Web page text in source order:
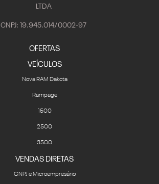
LTDA
CNPJ: 19.945.014/0002-97
OFERTAS
VEÍCULOS
Nova RAM Dakota
Rampage
1500
2500
3500
VENDAS DIRETAS
CNPJ e Microempresário